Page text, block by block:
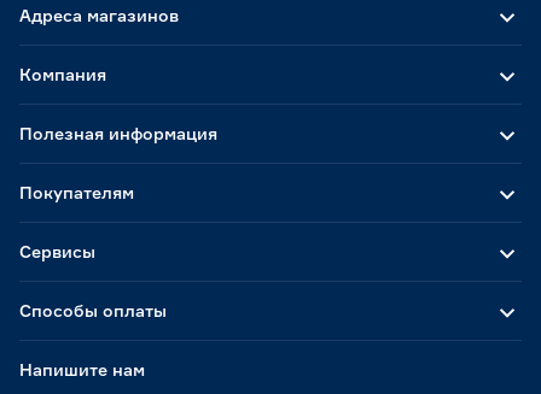
Адреса магазинов
Способы оплаты
Компания
Полезная информация
Покупателям
Сервисы
Напишите нам